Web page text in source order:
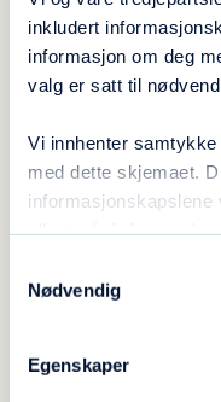
inkludert
informasjon om deg
valg er satt til
Vi innhenter
med dette skjemaet.
informasjonskapslene
Nødvendig
Egenskaper
brast. For alle
scenen, ble det
– Mange vet
kjempet, og det
sammenheng,
om liv med så
at noen og
– Jeg blir rørt når